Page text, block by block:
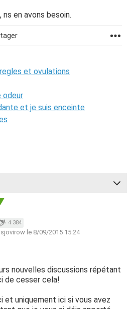
en avons besoin.
et ovulations
odeur
et je suis enceinte
4 384
le 8/09/2015 15:24
nouvelles discussions répétant
de cesser cela!
et uniquement ici si vous avez